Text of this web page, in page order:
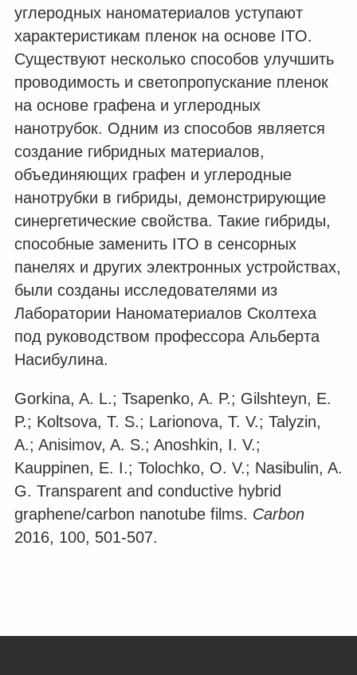
углеродных наноматериалов уступают
характеристикам пленок на основе ITO.
Существуют несколько способов улучшить
проводимость и светопропускание пленок
на основе графена и углеродных
нанотрубок. Одним из способов является
создание гибридных материалов,
объединяющих графен и углеродные
нанотрубки в гибриды, демонстрирующие
синергетические свойства. Такие гибриды,
способные заменить ITO в сенсорных
панелях и других электронных устройствах,
были созданы исследователями из
Лаборатории Наноматериалов Сколтеха
под руководством профессора Альберта
Насибулина.
Gorkina, A. L.; Tsapenko, A. P.; Gilshteyn, E.
P.; Koltsova, T. S.; Larionova, T. V.; Talyzin,
A.; Anisimov, A. S.; Anoshkin, I. V.;
Kauppinen, E. I.; Tolochko, O. V.; Nasibulin, A.
G. Transparent and conductive hybrid
graphene/carbon nanotube films. Carbon
2016, 100, 501-507.